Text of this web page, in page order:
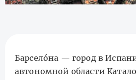
Барсело́на — город в
автономной области